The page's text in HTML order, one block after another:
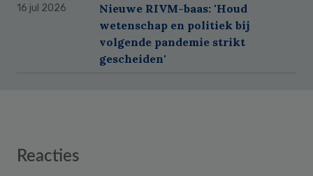
16 jul 2026
Nieuwe RIVM-baas: 'Houd
wetenschap en politiek bij
volgende pandemie strikt
gescheiden'
Reader
Reacties